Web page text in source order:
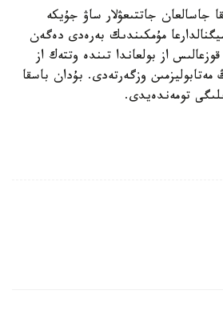
جاسالعان جاتتىعۋلار ساۋ جۇيكە
مۇمكىندىك بەرەدى دەگەن
از بولعاندا تىندە وتتەك از
مەتابوليزمىن وزگەرتەدى. بۇدان باسقا
تومەندەيدى.